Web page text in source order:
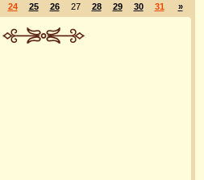
24 25 26 27 28 29 30 31 »